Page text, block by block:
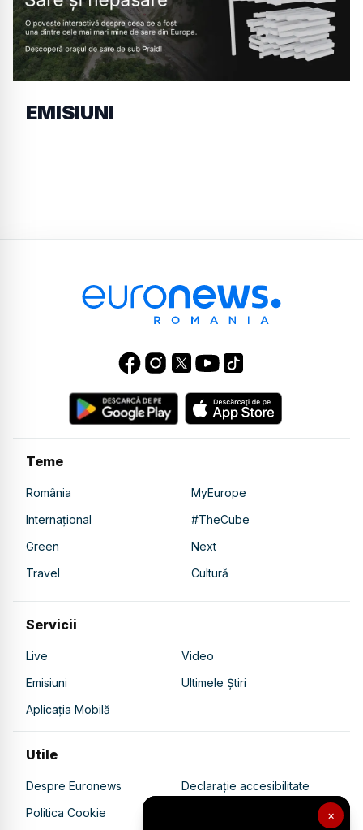
×
EMISIUNI
Teme
România
MyEurope
Internațional
#TheCube
Green
Next
Travel
Cultură
Servicii
Live
Video
Emisiuni
Ultimele Știri
Aplicația Mobilă
Utile
Despre Euronews
Declarație accesibilitate
Politica Cookie
Politica de confidențialitate